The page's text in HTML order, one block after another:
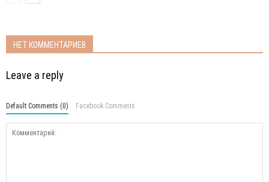
НЕТ КОММЕНТАРИЕВ
Leave a reply
Default Comments (0) Facebook Comments